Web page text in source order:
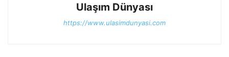
Ulaşım Dünyası
https://www.ulasimdunyasi.com